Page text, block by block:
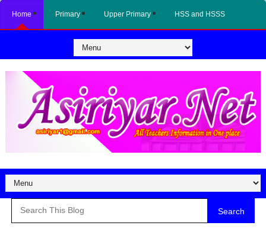
Home Primary Upper Primary HSS and HSSS
Search